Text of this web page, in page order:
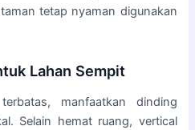
tetap nyaman digunakan
Lahan Sempit
manfaatkan dinding
Selain hemat ruang, vertical